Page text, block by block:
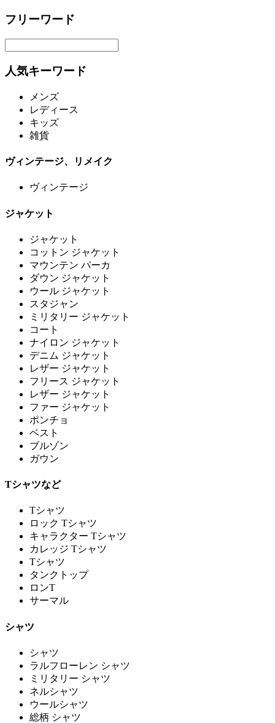
フリーワード
人気キーワード
メンズ
レディース
キッズ
雑貨
ヴィンテージ、リメイク
ヴィンテージ
ジャケット
ジャケット
コットン ジャケット
マウンテン パーカ
ダウン ジャケット
ウール ジャケット
スタジャン
ミリタリー ジャケット
コート
ナイロン ジャケット
デニム ジャケット
レザー ジャケット
フリース ジャケット
レザー ジャケット
ファー ジャケット
ポンチョ
ベスト
ブルゾン
ガウン
Tシャツなど
Tシャツ
ロック Tシャツ
キャラクター Tシャツ
カレッジ Tシャツ
Tシャツ
タンクトップ
ロンT
サーマル
シャツ
シャツ
ラルフローレン シャツ
ミリタリー シャツ
ネルシャツ
ウールシャツ
総柄 シャツ